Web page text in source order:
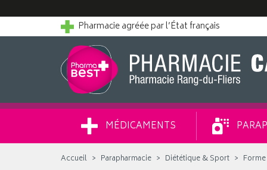
Pharmacie agréée par l’État français
MÉDICAMENTS
Accueil Parapharmacie Diététique & Sport